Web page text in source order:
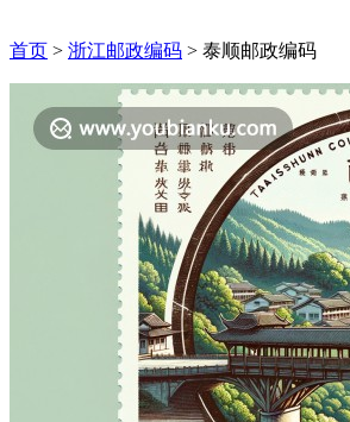
首页 > 浙江邮政编码 > 泰顺邮政编码